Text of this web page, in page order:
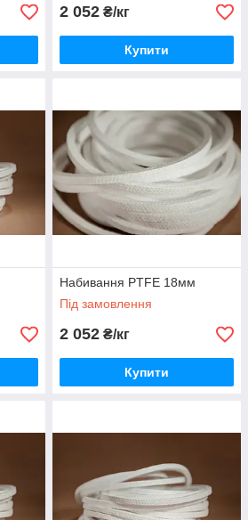
2 052 ₴/кг
Купити
Набивання PTFE 18мм
Під замовлення
2 052 ₴/кг
Купити